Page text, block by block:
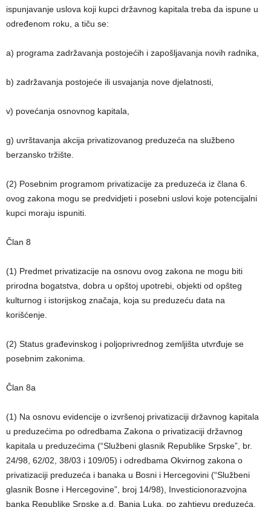
ispunjavanje uslova koji kupci državnog kapitala treba da ispune u
određenom roku, a tiču se:
a) programa zadržavanja postojećih i zapošljavanja novih radnika,
b) zadržavanja postojeće ili usvajanja nove djelatnosti,
v) povećanja osnovnog kapitala,
g) uvrštavanja akcija privatizovanog preduzeća na službeno
berzansko tržište.
(2) Posebnim programom privatizacije za preduzeća iz člana 6.
ovog zakona mogu se predvidjeti i posebni uslovi koje potencijalni
kupci moraju ispuniti.
Član 8
(1) Predmet privatizacije na osnovu ovog zakona ne mogu biti
prirodna bogatstva, dobra u opštoj upotrebi, objekti od opšteg
kulturnog i istorijskog značaja, koja su preduzeću data na
korišćenje.
(2) Status građevinskog i poljoprivrednog zemljišta utvrđuje se
posebnim zakonima.
Član 8a
(1) Na osnovu evidencije o izvršenoj privatizaciji državnog kapitala
u preduzećima po odredbama Zakona o privatizaciji državnog
kapitala u preduzećima (“Službeni glasnik Republike Srpske”, br.
24/98, 62/02, 38/03 i 109/05) i odredbama Okvirnog zakona o
privatizaciji preduzeća i banaka u Bosni i Hercegovini (“Službeni
glasnik Bosne i Hercegovine”, broj 14/98), Investicionorazvojna
banka Republike Srpske a.d. Banja Luka, po zahtjevu preduzeća,